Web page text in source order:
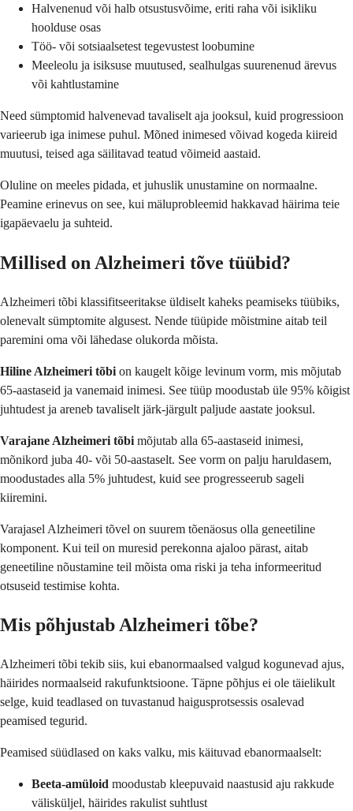
Halvenenud või halb otsustusvõime, eriti raha või isikliku
hoolduse osas
Töö- või sotsiaalsetest tegevustest loobumine
Meeleolu ja isiksuse muutused, sealhulgas suurenenud ärevus
või kahtlustamine
Need sümptomid halvenevad tavaliselt aja jooksul, kuid progressioon
varieerub iga inimese puhul. Mõned inimesed võivad kogeda kiireid
muutusi, teised aga säilitavad teatud võimeid aastaid.
Oluline on meeles pidada, et juhuslik unustamine on normaalne.
Peamine erinevus on see, kui mäluprobleemid hakkavad häirima teie
igapäevaelu ja suhteid.
Millised on Alzheimeri tõve tüübid?
Alzheimeri tõbi klassifitseeritakse üldiselt kaheks peamiseks tüübiks,
olenevalt sümptomite algusest. Nende tüüpide mõistmine aitab teil
paremini oma või lähedase olukorda mõista.
Hiline Alzheimeri tõbi on kaugelt kõige levinum vorm, mis mõjutab
65-aastaseid ja vanemaid inimesi. See tüüp moodustab üle 95% kõigist
juhtudest ja areneb tavaliselt järk-järgult paljude aastate jooksul.
Varajane Alzheimeri tõbi mõjutab alla 65-aastaseid inimesi,
mõnikord juba 40- või 50-aastaselt. See vorm on palju haruldasem,
moodustades alla 5% juhtudest, kuid see progresseerub sageli
kiiremini.
Varajasel Alzheimeri tõvel on suurem tõenäosus olla geneetiline
komponent. Kui teil on muresid perekonna ajaloo pärast, aitab
geneetiline nõustamine teil mõista oma riski ja teha informeeritud
otsuseid testimise kohta.
Mis põhjustab Alzheimeri tõbe?
Alzheimeri tõbi tekib siis, kui ebanormaalsed valgud kogunevad ajus,
häirides normaalseid rakufunktsioone. Täpne põhjus ei ole täielikult
selge, kuid teadlased on tuvastanud haigusprotsessis osalevad
peamised tegurid.
Peamised süüdlased on kaks valku, mis käituvad ebanormaalselt:
Beeta-amüloid moodustab kleepuvaid naastusid aju rakkude
välisküljel, häirides rakulist suhtlust